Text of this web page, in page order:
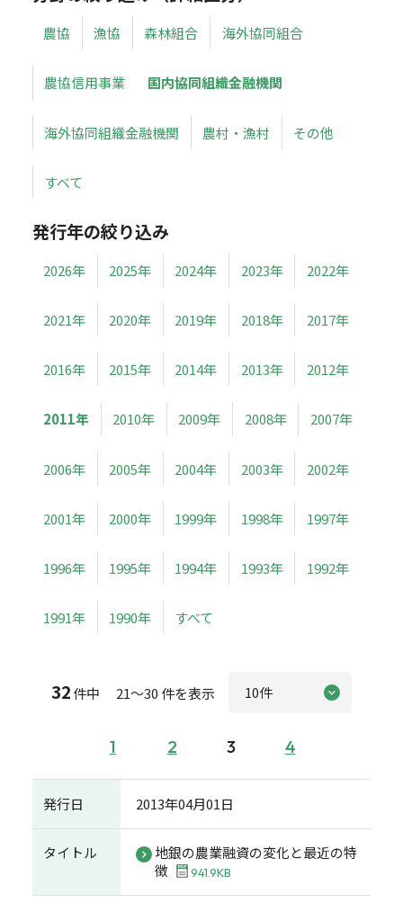
農協 漁協 森林組合 海外協同組合
農協信用事業 国内協同組織金融機関
海外協同組織金融機関 農村・漁村 その他
すべて
発行年の絞り込み
2026年 2025年 2024年 2023年 2022年
2021年 2020年 2019年 2018年 2017年
2016年 2015年 2014年 2013年 2012年
2011年 2010年 2009年 2008年 2007年
2006年 2005年 2004年 2003年 2002年
2001年 2000年 1999年 1998年 1997年
1996年 1995年 1994年 1993年 1992年
1991年 1990年 すべて
32件中 21～30 件を表示
1 2 3 4
発行日 2013年04月01日
タイトル
地銀の農業融資の変化と最近の特
徴
941.9KB